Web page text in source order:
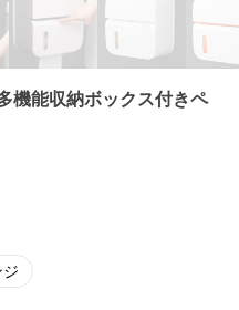
機能収納ボックス付きペ